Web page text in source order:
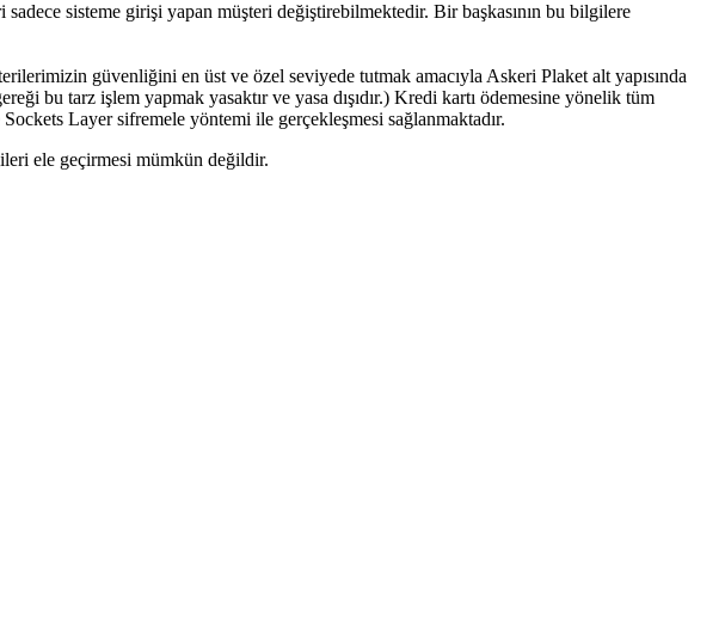
sisteme girişi yapan müşteri değiştirebilmektedir. Bir başkasının bu bilgilere
güvenliğini en üst ve özel seviyede tutmak amacıyla Askeri Plaket alt yapısında
bu tarz işlem yapmak yasaktır ve yasa dışıdır.) Kredi kartı ödemesine yönelik tüm
Layer sifremele yöntemi ile gerçekleşmesi sağlanmaktadır.
ele geçirmesi mümkün değildir.